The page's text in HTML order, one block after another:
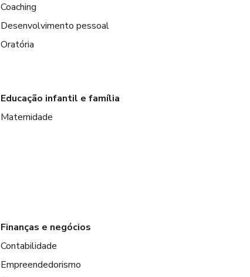
Coaching
Desenvolvimento pessoal
Oratória
Educação infantil e família
Maternidade
Finanças e negócios
Contabilidade
Empreendedorismo